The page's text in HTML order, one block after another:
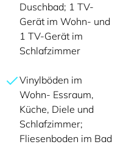
Duschbad; 1 TV-
Gerät im Wohn- und
1 TV-Gerät im
Schlafzimmer
Vinylböden im
Wohn- Essraum,
Küche, Diele und
Schlafzimmer;
Fliesenboden im Bad